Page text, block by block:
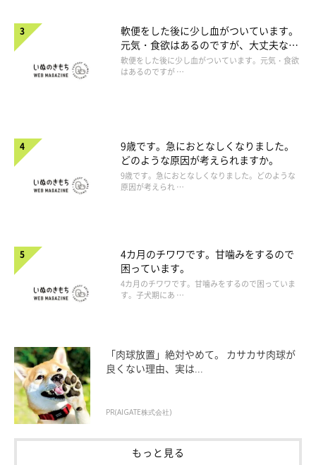
軟便をした後に少し血がついています。
元気・食欲はあるのですが、大丈夫なの
でしょうか。
軟便をした後に少し血がついています。元気・食欲
はあるのですが …
9歳です。急におとなしくなりました。
どのような原因が考えられますか。
9歳です。急におとなしくなりました。どのような
原因が考えられ …
4カ月のチワワです。甘噛みをするので
困っています。
4カ月のチワワです。甘噛みをするので困っていま
す。子犬期にあ …
「肉球放置」絶対やめて。 カサカサ肉球が
良くない理由、実は...
PR(AIGATE株式会社)
もっと見る